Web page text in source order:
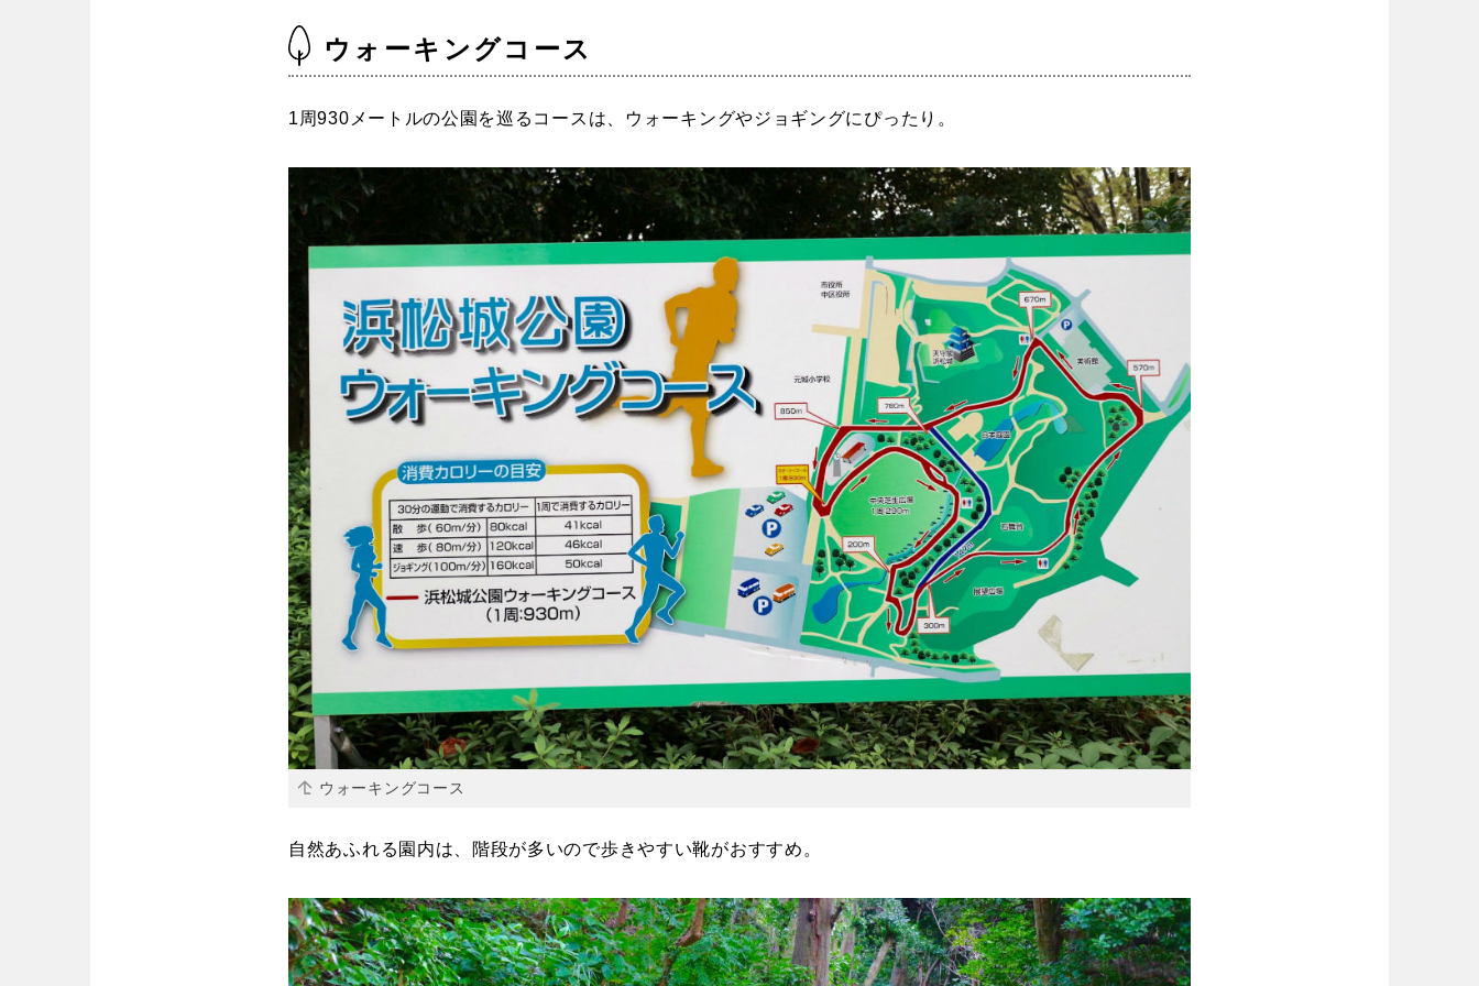
ウォーキングコース
1周930メートルの公園を巡るコースは、ウォーキングやジョギングにぴったり。
ウォーキングコース
自然あふれる園内は、階段が多いので歩きやすい靴がおすすめ。